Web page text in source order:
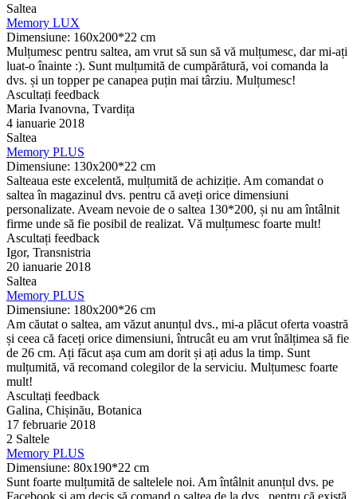
Saltea
Memory LUX
Dimensiune: 160x200*22 cm
Mulțumesc pentru saltea, am vrut să sun să vă mulțumesc, dar mi-ați
luat-o înainte :). Sunt mulțumită de cumpărătură, voi comanda la
dvs. și un topper pe canapea puțin mai târziu. Mulțumesc!
Ascultați feedback
Maria Ivanovna, Tvardița
4 ianuarie 2018
Saltea
Memory PLUS
Dimensiune: 130х200*22 cm
Salteaua este excelentă, mulțumită de achiziție. Am comandat o
saltea în magazinul dvs. pentru că aveți orice dimensiuni
personalizate. Aveam nevoie de o saltea 130*200, și nu am întâlnit
firme unde să fie posibil de realizat. Vă mulțumesc foarte mult!
Ascultați feedback
Igor, Transnistria
20 ianuarie 2018
Saltea
Memory PLUS
Dimensiune: 180x200*26 cm
Am căutat o saltea, am văzut anunțul dvs., mi-a plăcut oferta voastră
și ceea că faceți orice dimensiuni, întrucât eu am vrut înălțimea să fie
de 26 cm. Ați făcut așa cum am dorit și ați adus la timp. Sunt
mulțumită, vă recomand colegilor de la serviciu. Mulțumesc foarte
mult!
Ascultați feedback
Galina, Chișinău, Botanica
17 februarie 2018
2 Saltele
Memory PLUS
Dimensiune: 80x190*22 cm
Sunt foarte mulțumită de saltelele noi. Am întâlnit anunțul dvs. pe
Facebook și am decis să comand o saltea de la dvs., pentru că există